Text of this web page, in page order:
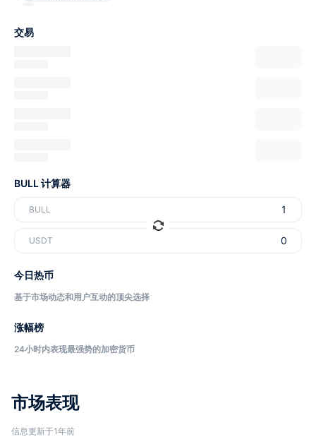
市场表现
信息更新于1年前
交易
BULL 计算器
BULL
USDT
今日热币
基于市场动态和用户互动的顶尖选择
涨幅榜
24小时内表现最强势的加密货币